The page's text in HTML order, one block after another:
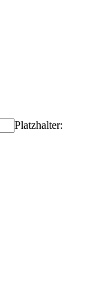
Platzhalter: